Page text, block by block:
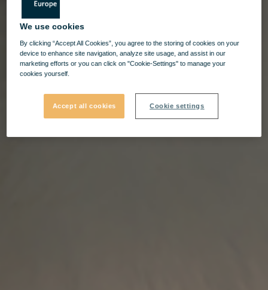
We use cookies
By clicking “Accept All Cookies”, you agree to the storing of cookies on your
device to enhance site navigation, analyze site usage, and assist in our
marketing efforts or you can click on "Cookie-Settings" to manage your
cookies yourself.
Accept all cookies Cookie settings